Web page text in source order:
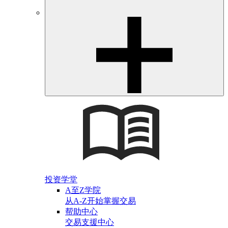
投资学堂
A至Z学院
从A-Z开始掌握交易
帮助中心
交易支援中心